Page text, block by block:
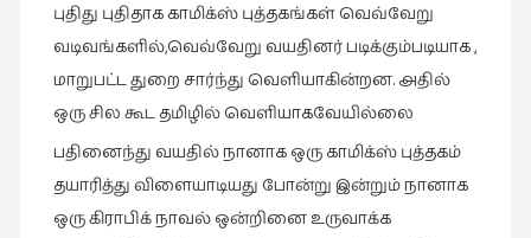
புதிது புதிதாக காமிக்ஸ் புத்தகங்கள் வெவ்வேறு
வடிவங்களில்,வெவ்வேறு வயதினர் படிக்கும்படியாக ,
மாறுபட்ட துறை சார்ந்து வெளியாகின்றன. அதில்
ஒரு சில கூட தமிழில் வெளியாகவேயில்லை
பதினைந்து வயதில் நானாக ஒரு காமிக்ஸ் புத்தகம்
தயாரித்து விளையாடியது போன்று இன்றும் நானாக
ஒரு கிராபிக் நாவல் ஒன்றினை உருவாக்க